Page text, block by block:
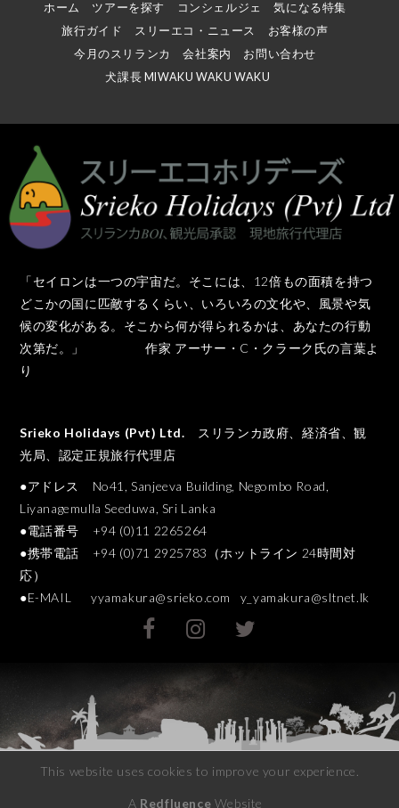
ホーム ツアーを探す コンシェルジェ
気になる特集
旅行ガイド
スリーエコ・ニュース
お客様の声
今月のスリランカ
会社案内
お問い合わせ
犬課長 MIWAKU WAKU WAKU
「セイロンは一つの宇宙だ。そこには、12倍もの面積を持つ
どこかの国に匹敵するくらい、いろいろの文化や、風景や気
候の変化がある。そこから何が得られるかは、あなたの行動
次第だ。」 作家 アーサー・C・クラーク氏の言葉よ
り
Srieko Holidays (Pvt) Ltd. スリランカ政府、経済省、観
光局、認定正規旅行代理店
●アドレス No41, Sanjeeva Building, Negombo Road,
Liyanagemulla Seeduwa, Sri Lanka
●電話番号 +94 (0)11 2265264
●携帯電話 +94 (0)71 2925783（ホットライン 24時間対
応）
●E-MAIL yyamakura@srieko.com y_yamakura@sltnet.lk
This website uses cookies to improve your experience.
A Redfluence Website